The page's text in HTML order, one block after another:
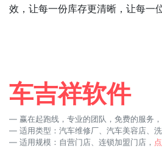
效，让每一份库存更清晰，让每一
车吉祥软件
赢在起跑线，专业的团队，免费的服务，
适用类型：汽车维修厂、汽车美容店、
适用规模：自营门店、连锁加盟门店，